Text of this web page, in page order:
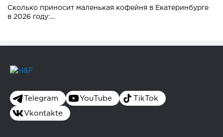
Сколько приносит маленькая кофейня в Екатеринбурге
в 2026 году:...
Telegram YouTube TikTok
Vkontakte